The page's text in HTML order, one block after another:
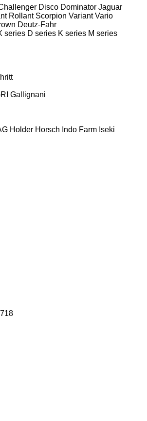
Disco Dominator Jaguar
Rollant Scorpion Variant Vario
Deutz-Fahr
series D series K series M series
Gallignani
Holder Horsch Indo Farm Iseki